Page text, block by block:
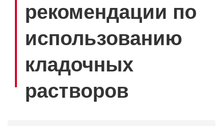
рекомендации по
использованию
кладочных
растворов